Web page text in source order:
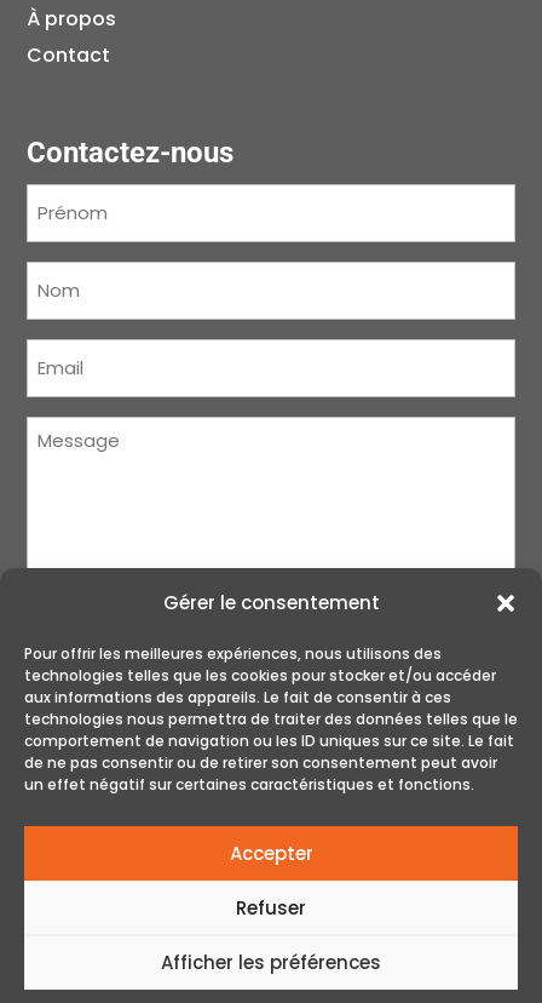
Gérer le consentement
Pour offrir les meilleures expériences, nous utilisons des
technologies telles que les cookies pour stocker et/ou accéder
aux informations des appareils. Le fait de consentir à ces
technologies nous permettra de traiter des données telles que le
comportement de navigation ou les ID uniques sur ce site. Le fait
de ne pas consentir ou de retirer son consentement peut avoir
un effet négatif sur certaines caractéristiques et fonctions.
Accepter
Refuser
Afficher les préférences
À propos
Contact
Contactez-nous
Message
ENVOYER
© Tous droits réservés - Le Golf Club | Réalisation